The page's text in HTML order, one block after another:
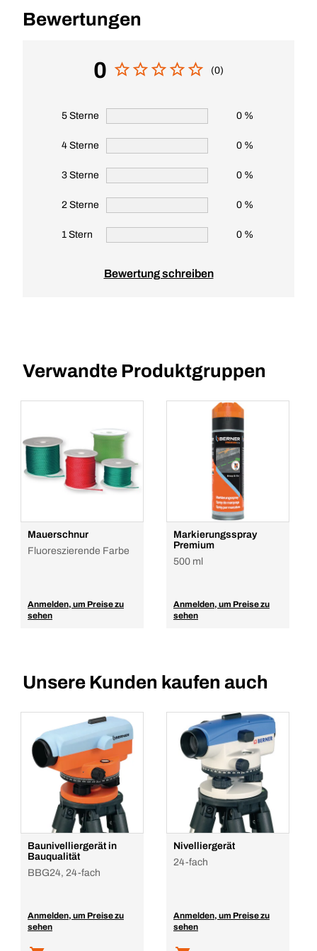
Bewertungen
0 (0)
5 Sterne 0 %
4 Sterne 0 %
3 Sterne 0 %
2 Sterne 0 %
1 Stern 0 %
Bewertung schreiben
Verwandte Produktgruppen
Mauerschnur
Fluoreszierende Farbe
Anmelden, um Preise zu
sehen
Markierungsspray
Premium
500 ml
Anmelden, um Preise zu
sehen
Unsere Kunden kaufen auch
Baunivelliergerät in
Bauqualität
BBG24, 24-fach
Anmelden, um Preise zu
sehen
Nivelliergerät
24-fach
Anmelden, um Preise zu
sehen